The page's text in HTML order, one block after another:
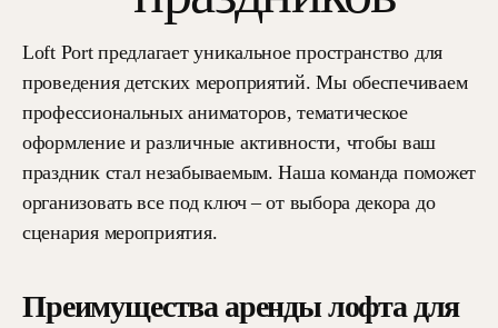
Loft Port предлагает уникальное пространство для
проведения детских мероприятий. Мы обеспечиваем
профессиональных аниматоров, тематическое
оформление и различные активности, чтобы ваш
праздник стал незабываемым. Наша команда поможет
организовать все под ключ – от выбора декора до
сценария мероприятия.
Преимущества аренды лофта для